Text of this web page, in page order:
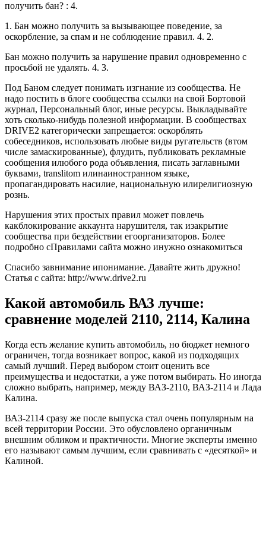
получить бан? : 4.
1. Бан можно получить за вызывающее поведение, за
оскорбление, за спам и не соблюдение правил. 4. 2.
Бан можно получить за нарушение правил одновременно с
просьбой не удалять. 4. 3.
Под Баном следует понимать изгнание из сообщества. Не
надо постить в блоге сообщества ссылки на свой Бортовой
журнал, Персональный блог, иные ресурсы. Выкладывайте
хоть сколько-нибудь полезной информации. В сообществах
DRIVE2 категорически запрещается: оскорблять
собеседников, использовать любые виды ругательств (втом
числе замаскированные), флудить, публиковать рекламные
сообщения илюбого рода объявления, писать заглавными
буквами, translitom илинаиностранном языке,
пропагандировать насилие, национальную илирелигиозную
рознь.
Нарушения этих простых правил может повлечь
какблокирование аккаунта нарушителя, так изакрытие
сообщества при бездействии егоорганизаторов. Более
подробно сПравилами сайта можно инужно ознакомиться
Спасибо завнимание ипонимание. Давайте жить дружно!
Статья с сайта: http://www.drive2.ru
Какой автомобиль ВАЗ лучше:
сравнение моделей 2110, 2114, Калина
Когда есть желание купить автомобиль, но бюджет немного
ограничен, тогда возникает вопрос, какой из подходящих
самый лучший. Перед выбором стоит оценить все
преимущества и недостатки, а уже потом выбирать. Но иногда
сложно выбрать, например, между ВАЗ-2110, ВАЗ-2114 и Лада
Калина.
ВАЗ-2114 сразу же после выпуска стал очень популярным на
всей территории России. Это обусловлено органичным
внешним обликом и практичности. Многие эксперты именно
его называют самым лучшим, если сравнивать с «десяткой» и
Калиной.